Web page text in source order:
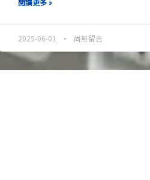
閱讀更多 »
2025-06-01 尚無留言